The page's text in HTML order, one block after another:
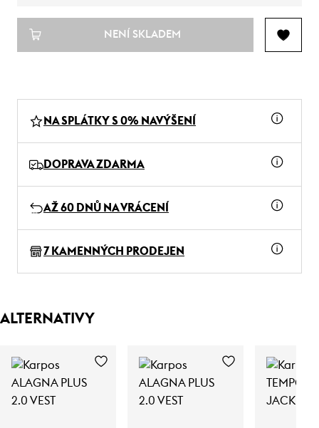
NENÍ SKLADEM
NA SPLÁTKY S 0% NAVÝŠENÍ
DOPRAVA ZDARMA
AŽ 60 DNŮ NA VRÁCENÍ
7 KAMENNÝCH PRODEJEN
ALTERNATIVY